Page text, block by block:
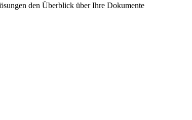
den Überblick über Ihre Dokumente